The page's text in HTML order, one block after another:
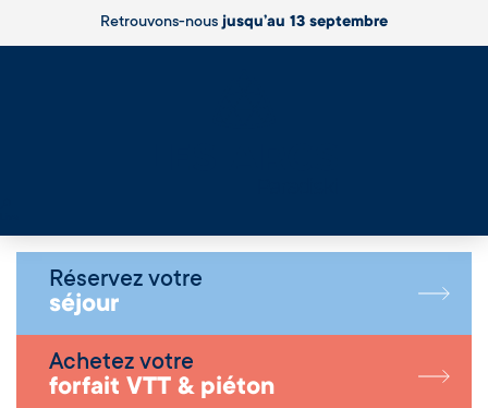
Retrouvons-nousjusqu’au 13 septembre
Réservez votre
séjour
Achetez votre
forfait VTT & piéton